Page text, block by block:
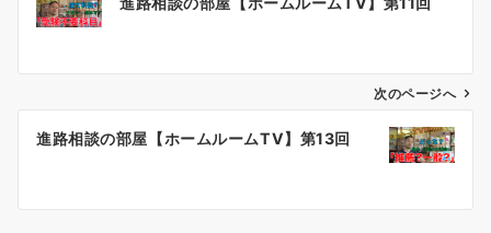
ン
次のページへ
進路相談の部屋【ホームルームTV】第13回